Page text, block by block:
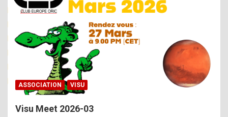
e
R
o
ASSOCIATION VISU
Visu Meet 2026-03